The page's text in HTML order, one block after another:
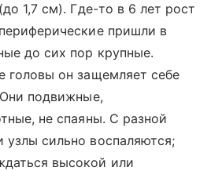
1,7 см). Где-то в 6 лет рост
пришли в
до сих пор крупные.
головы он защемляет себе
подвижные,
не спаяны. С разной
узлы сильно воспаляются;
высокой или